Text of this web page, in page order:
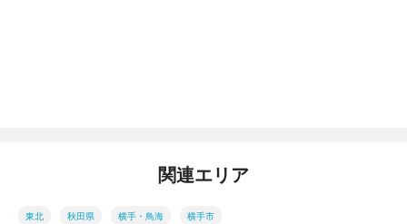
関連エリア
東北 秋田県 横手・鳥海 横手市